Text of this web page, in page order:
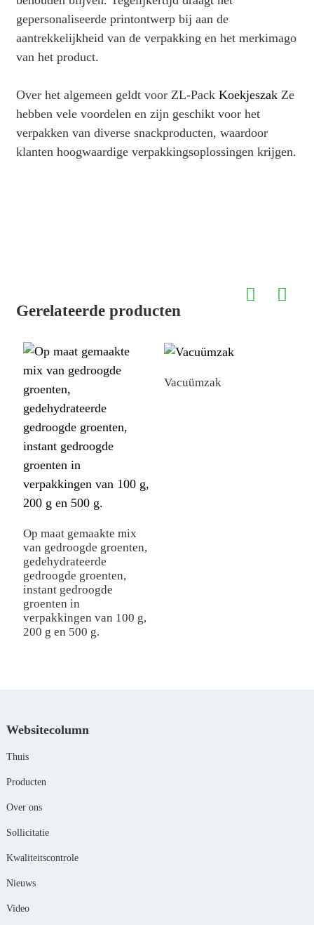
gepersonaliseerde printontwerp bij aan de
aantrekkelijkheid van de verpakking en het merkimago
van het product.
Over het algemeen geldt voor ZL-Pack KoekjeszakZe
hebben vele voordelen en zijn geschikt voor het
verpakken van diverse snackproducten, waardoor
klanten hoogwaardige verpakkingsoplossingen krijgen.
Gerelateerde producten
Op maat gemaakte mix
van gedroogde groenten,
gedehydrateerde
gedroogde groenten,
instant gedroogde
groenten in
verpakkingen van 100 g,
200 g en 500 g.
Vacuümzak
Websitecolumn
Thuis
Producten
Over ons
Sollicitatie
Kwaliteitscontrole
Nieuws
Video